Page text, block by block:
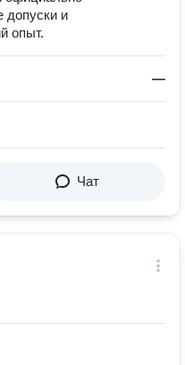
допуски и
опыт.
—
Чат